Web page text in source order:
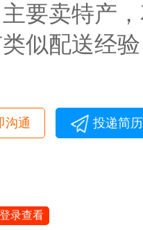
要卖特产
似配送经
沟通 投递简历
登录查看